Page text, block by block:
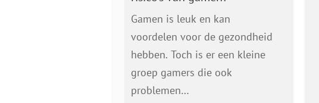
Gamen is leuk en kan
voordelen voor de gezondheid
hebben. Toch is er een kleine
groep gamers die ook
problemen…